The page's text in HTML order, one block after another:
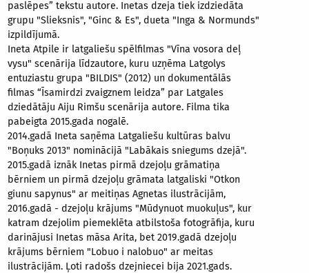
paslēpes” tekstu autore. Inetas dzeja tiek izdziedāta
grupu "Slieksnis", "Ginc & Es", dueta "Inga & Normunds"
izpildījumā.
Ineta Atpile ir latgaliešu spēlfilmas "Vīna vosora deļ
vysu" scenārija līdzautore, kuru uzņēma Latgolys
entuziastu grupa "BILDIS" (2012) un dokumentālās
filmas “Īsamirdzi zvaigznem leidza” par Latgales
dziedātāju Aiju Rimšu scenārija autore. Filma tika
pabeigta 2015.gada nogalē.
2014.gadā Ineta saņēma Latgaliešu kultūras balvu
"Boņuks 2013" nominācijā "Labākais sniegums dzejā".
2015.gadā iznāk Inetas pirmā dzejoļu grāmatiņa
bērniem un pirmā dzejoļu grāmata latgaliski "Otkon
giunu sapynus" ar meitiņas Agnetas ilustrācijām,
2016.gadā - dzejoļu krājums "Mūdynuot muokuļus", kur
katram dzejolim piemeklēta atbilstoša fotogrāfija, kuru
darinājusi Inetas māsa Arita, bet 2019.gadā dzejoļu
krājums bērniem "Lobuo i nalobuo" ar meitas
ilustrācijām. Ļoti radošs dzejniecei bija 2021.gads.